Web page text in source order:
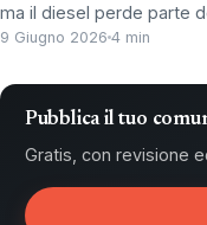
ma il diesel perde parte
9 Giugno 2026 4 min
Pubblica il tuo
Gratis, con revisione